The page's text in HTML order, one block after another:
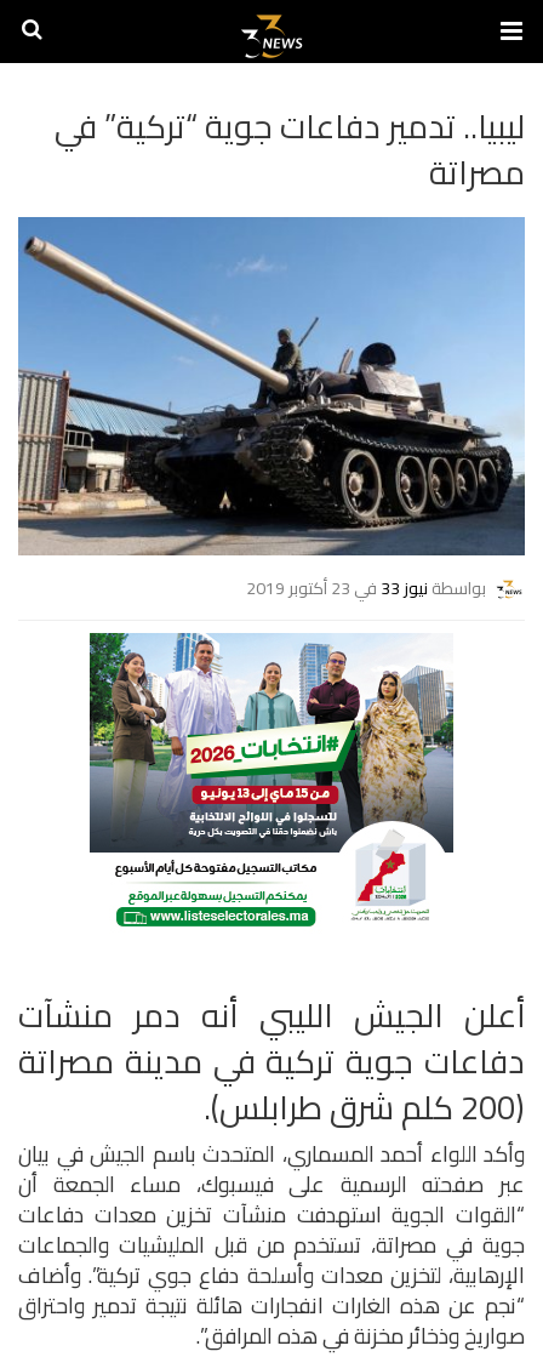
ليبيا.. تدمير دفاعات جوية “تركية” في
مصراتة
بواسطةنيوز 33 في 23 أكتوبر 2019
أعلن الجيش الليبي أنه دمر منشآت
دفاعات جوية تركية في مدينة مصراتة
(200 كلم شرق طرابلس).
وأكد اللواء أحمد المسماري، المتحدث باسم الجيش في بيان
عبر صفحته الرسمية على فيسبوك، مساء الجمعة أن
“القوات الجوية استهدفت منشآت تخزين معدات دفاعات
جوية في مصراتة، تستخدم من قبل المليشيات والجماعات
الإرهابية، لتخزين معدات وأسلحة دفاع جوي تركية”. وأضاف
“نجم عن هذه الغارات انفجارات هائلة نتيجة تدمير واحتراق
صواريخ وذخائر مخزنة في هذه المرافق”.